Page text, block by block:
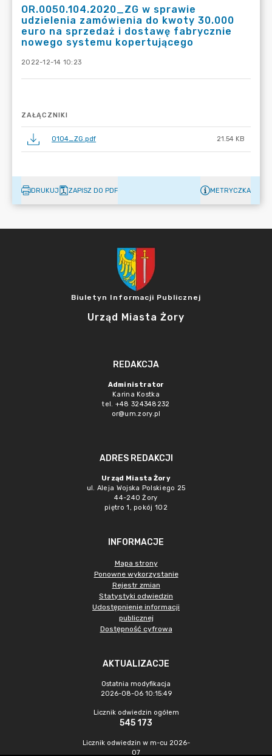
OR.0050.104.2020_ZG w sprawie
udzielenia zamówienia do kwoty 30.000
euro na sprzedaż i dostawę fabrycznie
nowego systemu kopertującego
2022-12-14 10:23
ZAŁĄCZNIKI
0104_ZG.pdf 21.54 KB
DRUKUJ ZAPISZ DO PDF METRYCZKA
Biuletyn Informacji Publicznej
Urząd Miasta Żory
REDAKCJA
Administrator
Karina Kostka
tel. +48 324348232
or@um.zory.pl
ADRES REDAKCJI
Urząd Miasta Żory
ul. Aleja Wojska Polskiego 25
44-240 Żory
piętro 1, pokój 102
INFORMACJE
Mapa strony
Ponowne wykorzystanie
Rejestr zmian
Statystyki odwiedzin
Udostępnienie informacji
publicznej
Dostępność cyfrowa
AKTUALIZACJE
Ostatnia modyfikacja
2026-08-06 10:15:49
Licznik odwiedzin ogółem
545 173
Licznik odwiedzin w m-cu 2026-
07